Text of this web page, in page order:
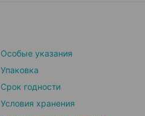
Особые указания
Упаковка
Срок годности
Условия хранения